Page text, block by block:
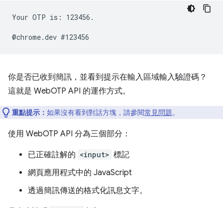
Your OTP is: 123456.
你是否已收到簡訊，並看到提示在輸入區域輸入驗證碼？
這就是 WebOTP API 的運作方式。
重點提示： 如果沒有看到對話方塊，請參閱常見問題。
使用 WebOTP API 分為三個部分：
已正確註解的 <input> 標記
網頁應用程式中的 JavaScript
透過簡訊傳送的格式化訊息文字。